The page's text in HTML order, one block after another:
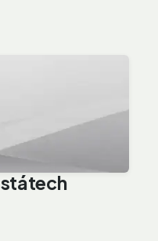
státech